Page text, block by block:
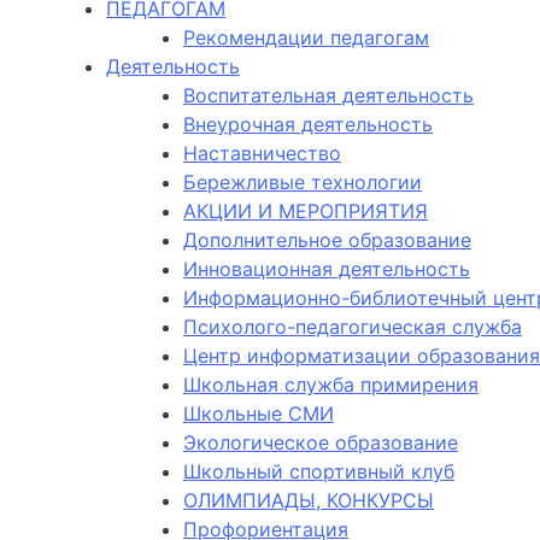
ПЕДАГОГАМ
Рекомендации педагогам
Деятельность
Воспитательная деятельность
Внеурочная деятельность
Наставничество
Бережливые технологии
АКЦИИ И МЕРОПРИЯТИЯ
Дополнительное образование
Инновационная деятельность
Информационно-библиотечный
Психолого-педагогическая служба
Центр информатизации образования
Школьная служба примирения
Школьные СМИ
Экологическое образование
Школьный спортивный клуб
ОЛИМПИАДЫ, КОНКУРСЫ
Профориентация